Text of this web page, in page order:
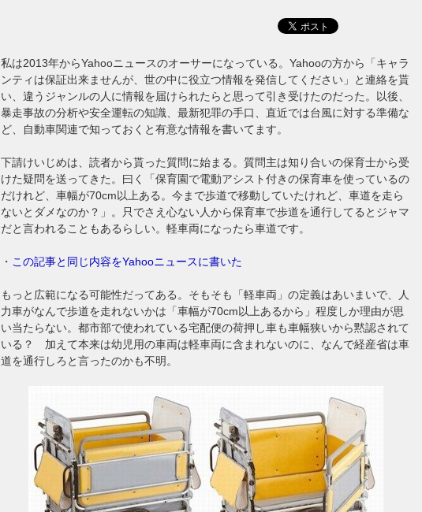
私は2013年からYahooニュースのオーサーになっている。Yahooの方から「キャラ
ンティは保証出来ませんが、世の中に役立つ情報を発信してください」と連絡を貰
い、違うジャンルの人に情報を届けられたらと思って引き受けたのだった。以後、
暴走事故の分析や安全運転の知識、最新犯罪の手口、直近では台風に対する準備な
ど、自動車関連で知っておくと有意な情報を書いてます。
下請けいじめは、読者から貰った質問に始まる。質問主は知り合いの保育士から受
けた疑問を送ってきた。曰く「保育園で電動アシスト付きの保育車を使っているの
だけれど、車幅が70cm以上ある。今まで歩道で移動していたけれど、車道を走ら
ないとダメなのか？」。只でさえ心ない人から保育車で歩道を通行してるとジャマ
だと言われることもあるらしい。軽車両になったら車道です。
・ この記事と同じ内容をYahooニュースに書いた
もっと広範になる可能性だってある。そもそも「軽車両」の定義はあいまいで、人
力車がなんで歩道を走れないかは「車幅が70cm以上あるから」程度しか理由が思
い当たらない。都市部で使われている宅配便の荷押し車も車幅狭いから黙認されて
いる？ 加えて本来は幼児用の車両は軽車両に含まれないのに、なんで経産省は車
道を通行しろと言ったのかも不明。